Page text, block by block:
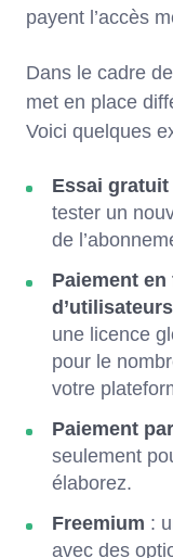
payent l’accès
Dans le cadre
met en place
Voici quelques
Essai gratuit
tester un
de
Paiement
une licence
pour le
votre
Paiement
seulement
élaborez.
Freemium :
avec des